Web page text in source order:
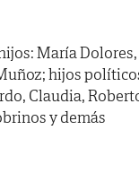
María Dolores,
hijos
Claudia,
y demás